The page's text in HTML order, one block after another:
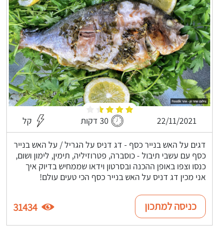
22/11/2021 30 דקות קל
דגים על האש בנייר כסף - דג דניס על הגריל / על האש בנייר
כסף עם עשבי תיבול - כוסברה, פטרוזיליה, תימין, לימון ושום,
כנסו וצפו באופן ההכנה ובסרטון וידאו שממחיש בדיוק איך
אני מכין דג דניס על האש בנייר כסף הכי טעים עולם!
כניסה למתכון 31434